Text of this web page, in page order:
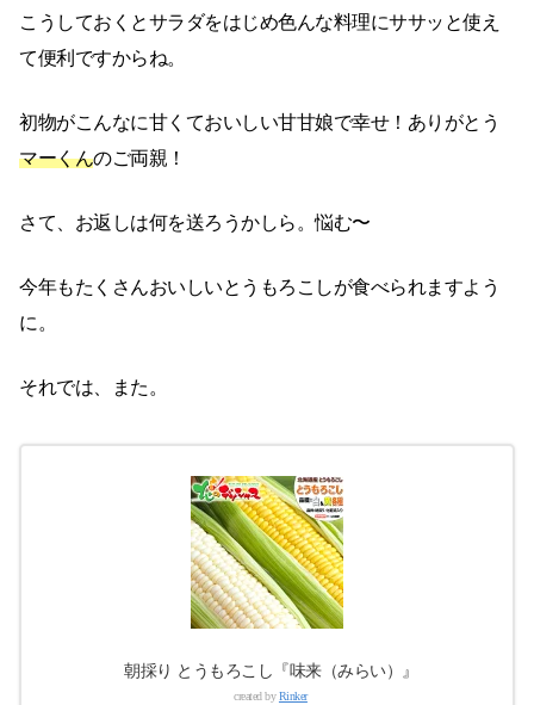
こうしておくとサラダをはじめ色んな料理にササッと使え
て便利ですからね。
初物がこんなに甘くておいしい甘甘娘で幸せ！ありがとう
マーくんのご両親！
さて、お返しは何を送ろうかしら。悩む〜
今年もたくさんおいしいとうもろこしが食べられますよう
に。
それでは、また。
朝採り とうもろこし『味来（みらい）』
created byRinker